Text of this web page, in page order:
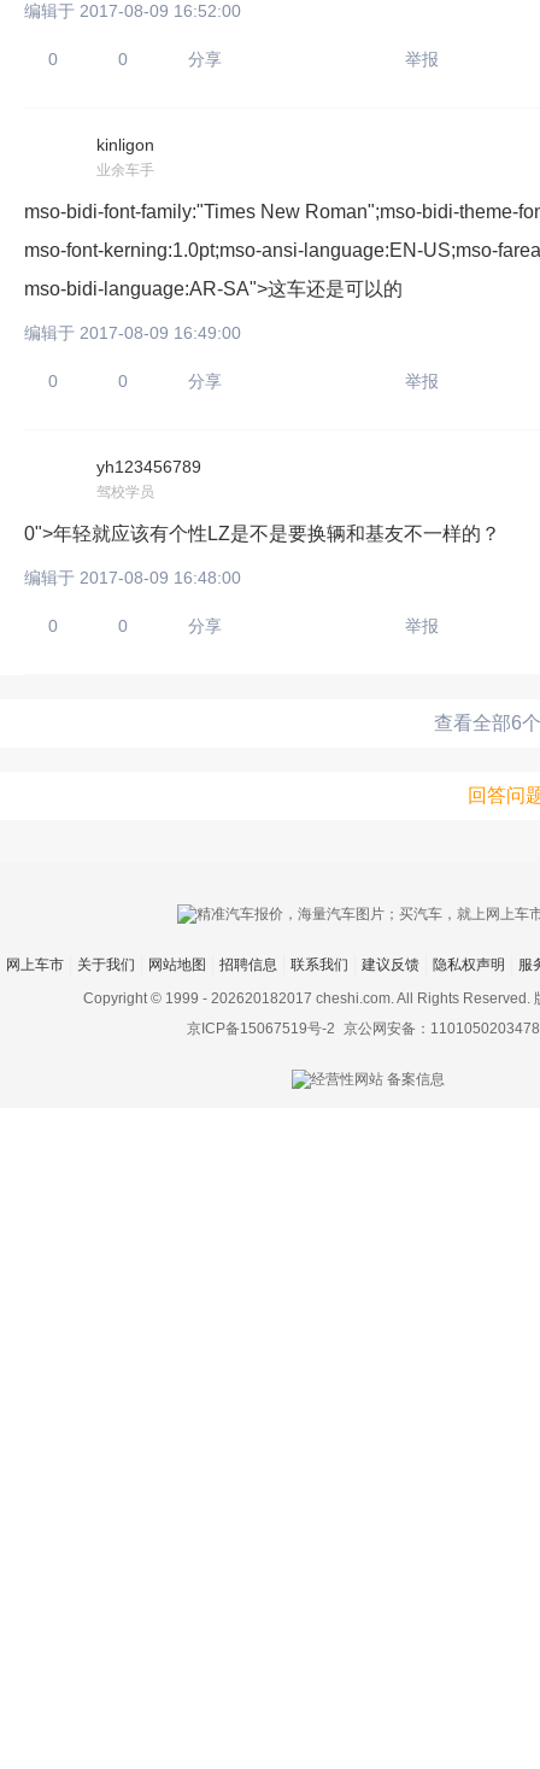
编辑于 2017-08-09 16:52:00
0 0 分享 举报
kinligon
业余车手
mso-bidi-font-family:"Times New Roman";mso-bidi-theme-
mso-font-kerning:1.0pt;mso-ansi-language:EN-US;mso-
mso-bidi-language:AR-SA">这车还是可以的
编辑于 2017-08-09 16:49:00
0 0 分享 举报
yh123456789
驾校学员
0">年轻就应该有个性LZ是不是要换辆和基友不一样的？
编辑于 2017-08-09 16:48:00
0 0 分享 举报
查看全部6
回答问
相册图片
上传图片最多
持优酷
网上车市 关于我们 网站地图 招聘信息 联系我们 建议反馈 隐私权声明
服
Copyright © 1999 - 202620182017 cheshi.com. All Rights Reserved.
京ICP备15067519号-2 京公网安备：